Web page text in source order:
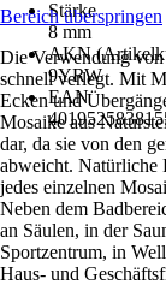
Stärke
8 mm
AKN
9YRW
EAN
Bereich überspringen
Die Verwendung
schnell verlegt. Mit
Ecken und
Mosaike aus
dar, da sie von den
abweicht. Natürliche
jedes einzelnen
Neben dem
an Säulen, in der
Sportzentrum, in
Haus- und